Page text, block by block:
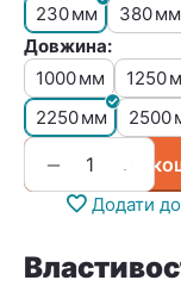
230мм 380мм
Довжина:
1000мм 1250
2250мм 2500
+
− У
Додати